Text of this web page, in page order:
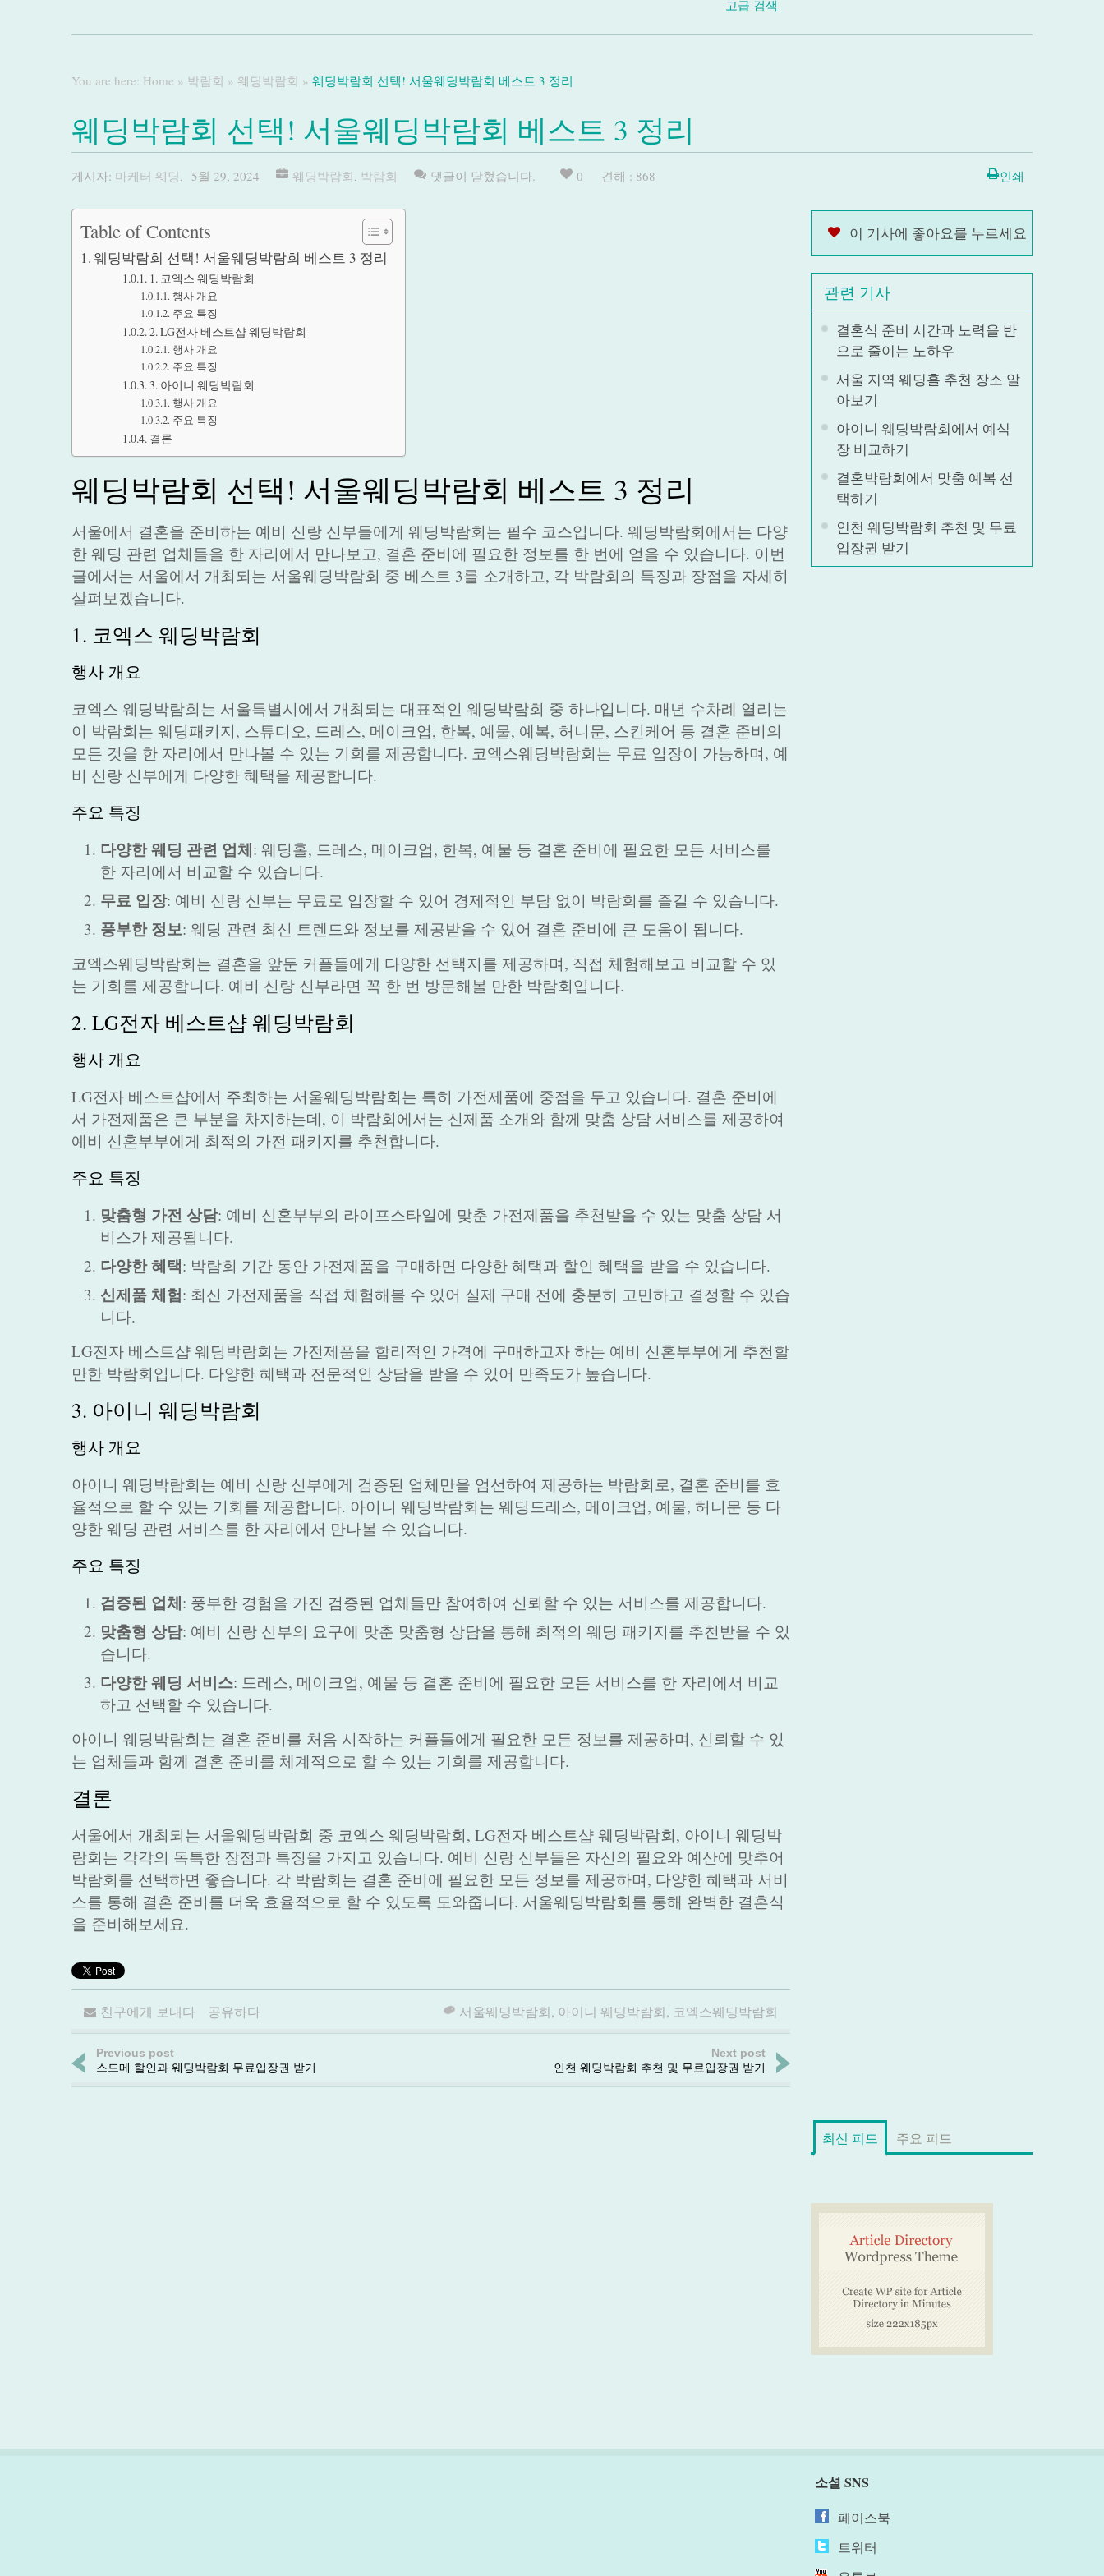
고급 검색
You are here: Home » 박람회 » 웨딩박람회 » 웨딩박람회 선택! 서울웨딩박람회 베스트 3 정리
웨딩박람회 선택! 서울웨딩박람회 베스트 3 정리
게시자: 마케터 웨딩, 5월 29, 2024 웨딩박람회, 박람회 댓글이 닫혔습니다. 0 견해 : 868 인쇄
Table of Contents
웨딩박람회 선택! 서울웨딩박람회 베스트 3 정리
1. 코엑스 웨딩박람회
행사 개요
주요 특징
2. LG전자 베스트샵 웨딩박람회
행사 개요
주요 특징
3. 아이니 웨딩박람회
행사 개요
주요 특징
결론
웨딩박람회 선택! 서울웨딩박람회 베스트 3 정리
서울에서 결혼을 준비하는 예비 신랑 신부들에게 웨딩박람회는 필수 코스입니다. 웨딩박람회에서는 다양
한 웨딩 관련 업체들을 한 자리에서 만나보고, 결혼 준비에 필요한 정보를 한 번에 얻을 수 있습니다. 이번
글에서는 서울에서 개최되는 서울웨딩박람회 중 베스트 3를 소개하고, 각 박람회의 특징과 장점을 자세히
살펴보겠습니다.
1. 코엑스 웨딩박람회
행사 개요
코엑스 웨딩박람회는 서울특별시에서 개최되는 대표적인 웨딩박람회 중 하나입니다. 매년 수차례 열리는
이 박람회는 웨딩패키지, 스튜디오, 드레스, 메이크업, 한복, 예물, 예복, 허니문, 스킨케어 등 결혼 준비의
모든 것을 한 자리에서 만나볼 수 있는 기회를 제공합니다. 코엑스웨딩박람회는 무료 입장이 가능하며, 예
비 신랑 신부에게 다양한 혜택을 제공합니다.
주요 특징
다양한 웨딩 관련 업체: 웨딩홀, 드레스, 메이크업, 한복, 예물 등 결혼 준비에 필요한 모든 서비스를
한 자리에서 비교할 수 있습니다.
무료 입장: 예비 신랑 신부는 무료로 입장할 수 있어 경제적인 부담 없이 박람회를 즐길 수 있습니다.
풍부한 정보: 웨딩 관련 최신 트렌드와 정보를 제공받을 수 있어 결혼 준비에 큰 도움이 됩니다.
코엑스웨딩박람회는 결혼을 앞둔 커플들에게 다양한 선택지를 제공하며, 직접 체험해보고 비교할 수 있
는 기회를 제공합니다. 예비 신랑 신부라면 꼭 한 번 방문해볼 만한 박람회입니다.
2. LG전자 베스트샵 웨딩박람회
행사 개요
LG전자 베스트샵에서 주최하는 서울웨딩박람회는 특히 가전제품에 중점을 두고 있습니다. 결혼 준비에
서 가전제품은 큰 부분을 차지하는데, 이 박람회에서는 신제품 소개와 함께 맞춤 상담 서비스를 제공하여
예비 신혼부부에게 최적의 가전 패키지를 추천합니다.
주요 특징
맞춤형 가전 상담: 예비 신혼부부의 라이프스타일에 맞춘 가전제품을 추천받을 수 있는 맞춤 상담 서
비스가 제공됩니다.
다양한 혜택: 박람회 기간 동안 가전제품을 구매하면 다양한 혜택과 할인 혜택을 받을 수 있습니다.
신제품 체험: 최신 가전제품을 직접 체험해볼 수 있어 실제 구매 전에 충분히 고민하고 결정할 수 있습
니다.
LG전자 베스트샵 웨딩박람회는 가전제품을 합리적인 가격에 구매하고자 하는 예비 신혼부부에게 추천할
만한 박람회입니다. 다양한 혜택과 전문적인 상담을 받을 수 있어 만족도가 높습니다.
3. 아이니 웨딩박람회
행사 개요
아이니 웨딩박람회는 예비 신랑 신부에게 검증된 업체만을 엄선하여 제공하는 박람회로, 결혼 준비를 효
율적으로 할 수 있는 기회를 제공합니다. 아이니 웨딩박람회는 웨딩드레스, 메이크업, 예물, 허니문 등 다
양한 웨딩 관련 서비스를 한 자리에서 만나볼 수 있습니다.
주요 특징
검증된 업체: 풍부한 경험을 가진 검증된 업체들만 참여하여 신뢰할 수 있는 서비스를 제공합니다.
맞춤형 상담: 예비 신랑 신부의 요구에 맞춘 맞춤형 상담을 통해 최적의 웨딩 패키지를 추천받을 수 있
습니다.
다양한 웨딩 서비스: 드레스, 메이크업, 예물 등 결혼 준비에 필요한 모든 서비스를 한 자리에서 비교
하고 선택할 수 있습니다.
아이니 웨딩박람회는 결혼 준비를 처음 시작하는 커플들에게 필요한 모든 정보를 제공하며, 신뢰할 수 있
는 업체들과 함께 결혼 준비를 체계적으로 할 수 있는 기회를 제공합니다.
결론
서울에서 개최되는 서울웨딩박람회 중 코엑스 웨딩박람회, LG전자 베스트샵 웨딩박람회, 아이니 웨딩박
람회는 각각의 독특한 장점과 특징을 가지고 있습니다. 예비 신랑 신부들은 자신의 필요와 예산에 맞추어
박람회를 선택하면 좋습니다. 각 박람회는 결혼 준비에 필요한 모든 정보를 제공하며, 다양한 혜택과 서비
스를 통해 결혼 준비를 더욱 효율적으로 할 수 있도록 도와줍니다. 서울웨딩박람회를 통해 완벽한 결혼식
을 준비해보세요.
친구에게 보내다 공유하다 서울웨딩박람회, 아이니 웨딩박람회, 코엑스웨딩박람회
Previous post
스드메 할인과 웨딩박람회 무료입장권 받기
Next post
인천 웨딩박람회 추천 및 무료입장권 받기
이 기사에 좋아요를 누르세요
관련 기사
결혼식 준비 시간과 노력을 반
으로 줄이는 노하우
서울 지역 웨딩홀 추천 장소 알
아보기
아이니 웨딩박람회에서 예식
장 비교하기
결혼박람회에서 맞춤 예복 선
택하기
인천 웨딩박람회 추천 및 무료
입장권 받기
최신 피드 주요 피드
소셜 SNS
페이스북
트위터